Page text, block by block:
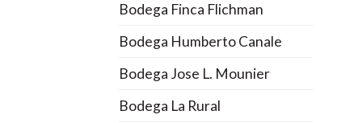
Bodega Finca Flichman
Bodega Humberto Canale
Bodega Jose L. Mounier
Bodega La Rural